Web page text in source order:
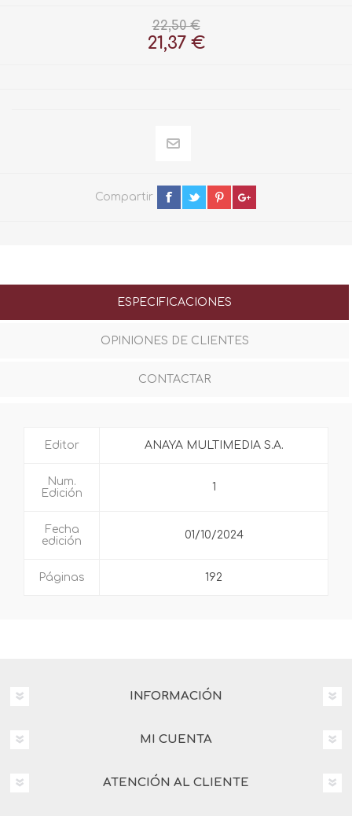
22,50 €
21,37 €
Compartir
ESPECIFICACIONES
OPINIONES DE CLIENTES
CONTACTAR
Editor ANAYA MULTIMEDIA S.A.
Num.
Edición
1
Fecha
edición
01/10/2024
Páginas 192
INFORMACIÓN
MI CUENTA
ATENCIÓN AL CLIENTE